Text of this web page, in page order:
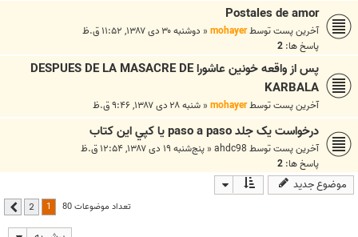
Postales de amor
آخرین پست توسطmohayer
« دوشنبه ۳۰ دی ۱۳۸۷, ۱۱:۵۲ ق.ظ
پاسخ ها: 2
پس از واقعه خونین عاشورا DESPUÉS DE LA MASACRE DE
KARBALA
آخرین پست توسطmohayer
« شنبه ۲۸ دی ۱۳۸۷, ۹:۴۶ ق.ظ
درخواست يک جلد paso a paso يا کپي اين کتاب
آخرین پست توسطahdc98
« پنج‌شنبه ۱۹ دی ۱۳۸۷, ۱۲:۵۴ ق.ظ
پاسخ ها: 2
موضوع جدید
تعداد موضوعات 80 2 بعدی